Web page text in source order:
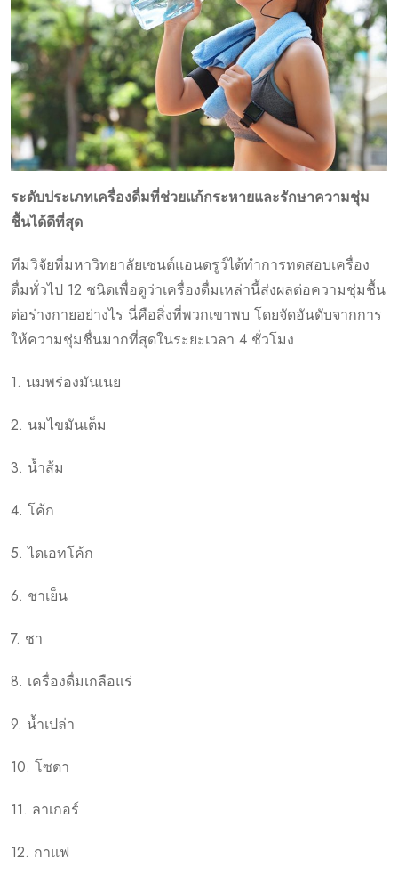
ระดับประเภทเครื่องดื่มที่ช่วยแก้กระหายและรักษาความชุ่ม
ชื้นได้ดีที่สุด
ทีมวิจัยที่มหาวิทยาลัยเซนต์แอนดรูว์ได้ทำการทดสอบเครื่อง
ดื่มทั่วไป 12 ชนิดเพื่อดูว่าเครื่องดื่มเหล่านี้ส่งผลต่อความชุ่มชื้น
ต่อร่างกายอย่างไร นี่คือสิ่งที่พวกเขาพบ โดยจัดอันดับจากการ
ให้ความชุ่มชื่นมากที่สุดในระยะเวลา 4 ชั่วโมง
1. นมพร่องมันเนย
2. นมไขมันเต็ม
3. น้ำส้ม
4. โค้ก
5. ไดเอทโค้ก
6. ชาเย็น
7. ชา
8. เครื่องดื่มเกลือแร่
9. น้ำเปล่า
10. โซดา
11. ลาเกอร์
12. กาแฟ